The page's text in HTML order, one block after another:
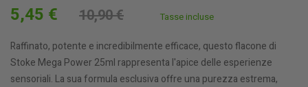
5,45 € 10,90 € Tasse incluse
Raffinato, potente e incredibilmente efficace, questo flacone di
Stoke Mega Power 25ml rappresenta l'apice delle esperienze
sensoriali. La sua formula esclusiva offre una purezza estrema,